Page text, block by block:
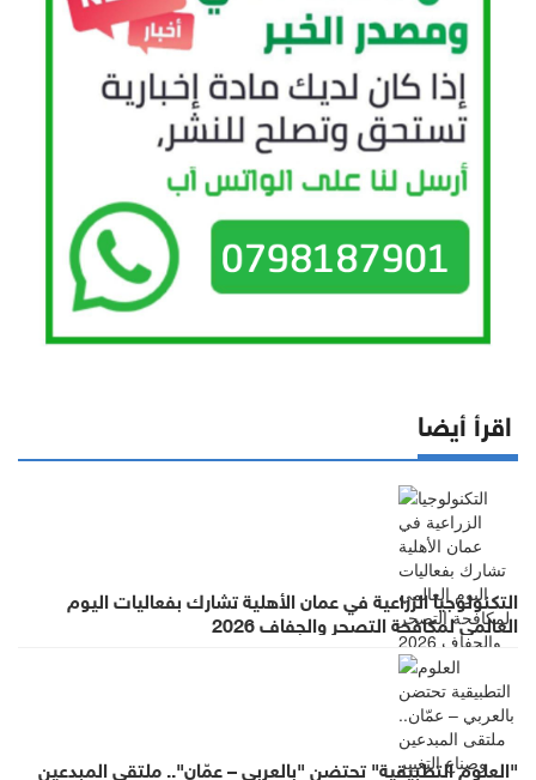
اقرأ أيضا
التكنولوجيا الزراعية في عمان الأهلية تشارك بفعاليات اليوم
العالمي لمكافحة التصحر والجفاف 2026
"العلوم التطبيقية" تحتضن "بالعربي – عمّان".. ملتقى المبدعين